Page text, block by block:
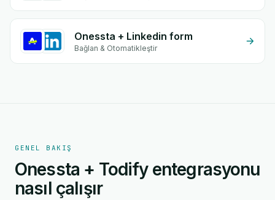
Onessta + Linkedin form
Bağlan & Otomatikleştir
GENEL BAKIŞ
Onessta + Todify entegrasyonu
nasıl çalışır